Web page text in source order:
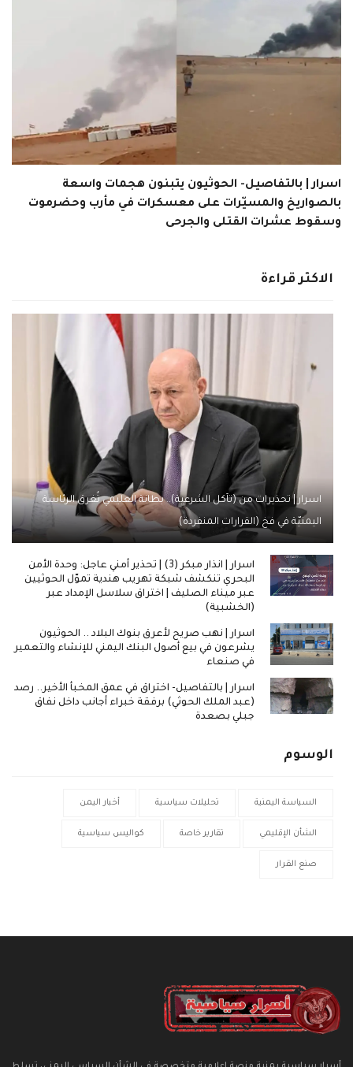
اسرار | بالتفاصيل- الحوثيون يتبنون هجمات واسعة
بالصواريخ والمسيّرات على معسكرات في مأرب وحضرموت
وسقوط عشرات القتلى والجرحى
الاكثر قراءة
اسرار | تحذيرات من (تآكل الشرعية).. بطانة العليمي تُغرق الرئاسة
اليمنيّة في فخ (القرارات المنفردة)
اسرار | انذار مبكر (3) | تحذير أمني عاجل: وحدة الأمن
البحري تنكشف شبكة تهريب هندية تموّل الحوثيين
عبر ميناء الصليف | اختراق سلاسل الإمداد عبر
(الخشبية)
اسرار | نهب صريح لأعرق بنوك البلاد .. الحوثيون
يشرعون في بيع أصول البنك اليمني للإنشاء والتعمير
في صنعاء
اسرار | بالتفاصيل- اختراق في عمق المخبأ الأخير.. رصد
(عبد الملك الحوثي) برفقة خبراء أجانب داخل نفاق
جبلي بصعدة
الوسوم
السياسة اليمنية تحليلات سياسية أخبار اليمن
الشأن الإقليمي تقارير خاصة كواليس سياسية
صنع القرار